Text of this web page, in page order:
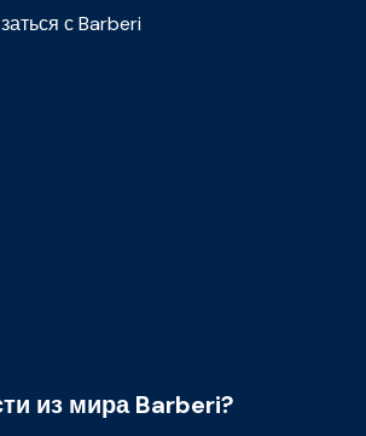
с Barberi
из мира Barberi?